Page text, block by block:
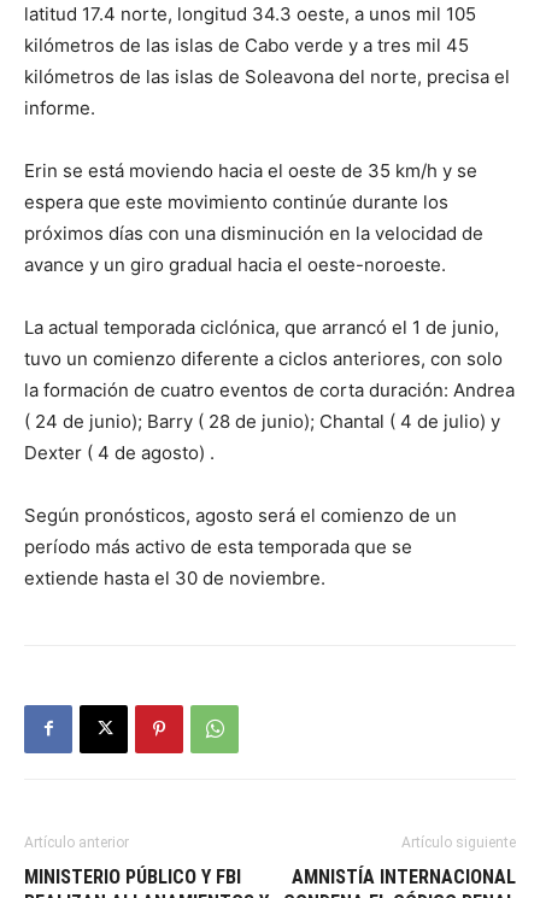
latitud 17.4 norte, longitud 34.3 oeste, a unos mil 105
kilómetros de las islas de Cabo verde y a tres mil 45
kilómetros de las islas de Soleavona del norte, precisa el
informe.
Erin se está moviendo hacia el oeste de 35 km/h y se
espera que este movimiento continúe durante los
próximos días con una disminución en la velocidad de
avance y un giro gradual hacia el oeste-noroeste.
La actual temporada ciclónica, que arrancó el 1 de junio,
tuvo un comienzo diferente a ciclos anteriores, con solo
la formación de cuatro eventos de corta duración: Andrea
( 24 de junio); Barry ( 28 de junio); Chantal ( 4 de julio) y
Dexter ( 4 de agosto) .
Según pronósticos, agosto será el comienzo de un
período más activo de esta temporada que se
extiende hasta el 30 de noviembre.
Artículo anterior
MINISTERIO PÚBLICO Y FBI
Artículo siguiente
AMNISTÍA INTERNACIONAL